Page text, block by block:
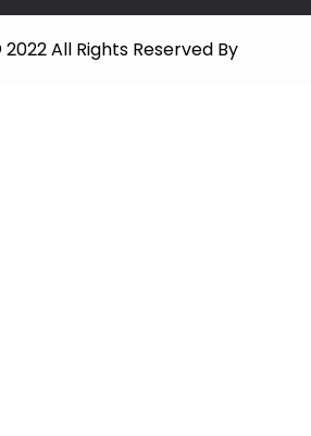
All Rights Reserved By